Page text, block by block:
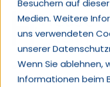
Besuchern auf
Medien. Weitere
uns verwendeten
unserer
Wenn Sie ablehnen,
Informationen beim